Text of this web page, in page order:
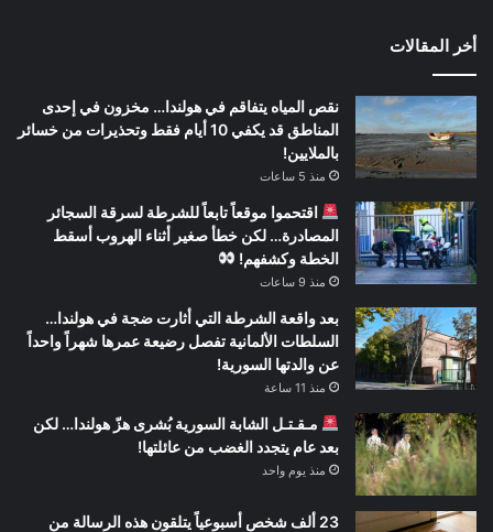
أخر المقالات
نقص المياه يتفاقم في هولندا… مخزون في إحدى
المناطق قد يكفي 10 أيام فقط وتحذيرات من خسائر
بالملايين!
منذ 5 ساعات
اقتحموا موقعاً تابعاً للشرطة لسرقة السجائر
المصادرة… لكن خطأ صغير أثناء الهروب أسقط
الخطة وكشفهم!
منذ 9 ساعات
بعد واقعة الشرطة التي أثارت ضجة في هولندا…
السلطات الألمانية تفصل رضيعة عمرها شهراً واحداً
عن والدتها السورية!
منذ 11 ساعة
مـقـتـل الشابة السورية بُشرى هزّ هولندا… لكن
بعد عام يتجدد الغضب من عائلتها!
منذ يوم واحد
23 ألف شخص أسبوعياً يتلقون هذه الرسالة من